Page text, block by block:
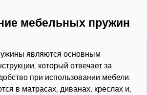
мебельных пружин
являются основным
который отвечает за
при использовании мебели.
в матрасах, диванах, креслах и,